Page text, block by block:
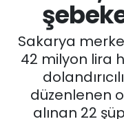
Sakarya
42 milyon lira
düzenlenen
alınan 22
GÜNCEL
SİYASET
EĞİTİM
Süper Lig
Tüm
Son Dakika